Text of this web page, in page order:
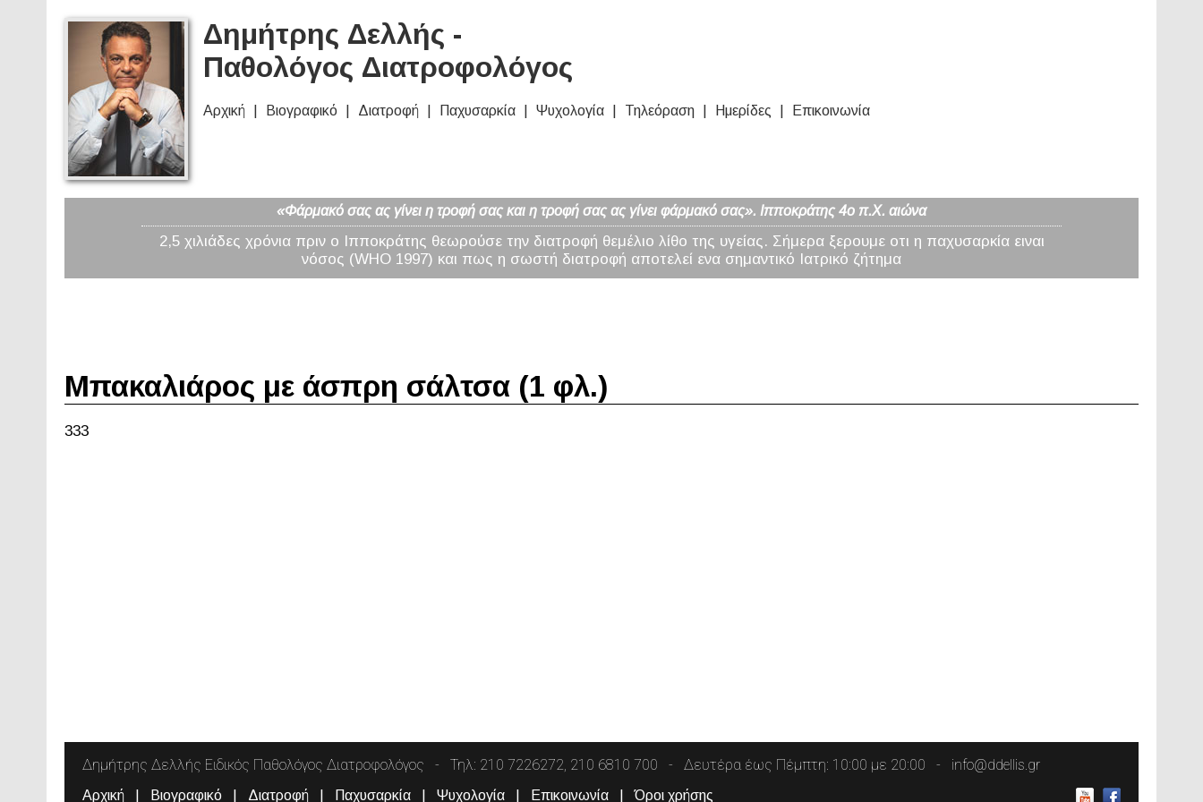
Δημήτρης Δελλής -
Παθολόγος Διατροφολόγος
Αρχική Βιογραφικό Διατροφή Παχυσαρκία Ψυχολογία Τηλεόραση Ημερίδες Επικοινωνία
«Φάρμακό σας ας γίνει η τροφή σας και η τροφή σας ας γίνει φάρμακό σας». Ιπποκράτης 4ο π.Χ. αιώνα
2,5 χιλιάδες χρόνια πριν ο Ιπποκράτης θεωρούσε την διατροφή θεμέλιο λίθο της υγείας. Σήμερα ξερουμε οτι η παχυσαρκία ειναι
νόσος (WHO 1997) και πως η σωστή διατροφή αποτελεί ενα σημαντικό Ιατρικό ζήτημα
Μπακαλιάρος με άσπρη σάλτσα (1 φλ.)
333
Δημήτρης Δελλής Ειδικός Παθολόγος Διατροφολόγος Τηλ: 210 7226272, 210 6810 700 Δευτέρα έως Πέμπτη: 10:00 με 20:00 info@ddellis.gr
Αρχική Βιογραφικό Διατροφή Παχυσαρκία Ψυχολογία Επικοινωνία Όροι χρήσης